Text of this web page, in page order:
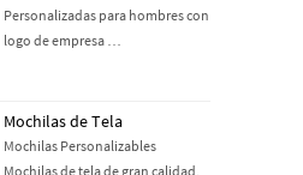
Personalizadas para hombres con
logo de empresa …
Mochilas de Tela
Mochilas Personalizables
Mochilas de tela de gran calidad,